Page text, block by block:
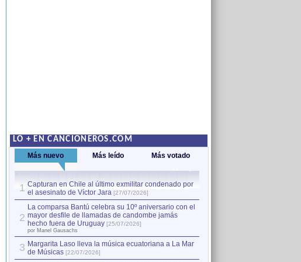
LO + EN CANCIONEROS.COM
Más nuevo Más leído Más votado
1 Capturan en Chile al último exmilitar condenado por
el asesinato de Víctor Jara [27/07/2026]
2
La comparsa Bantú celebra su 10º aniversario con el
mayor desfile de llamadas de candombe jamás
hecho fuera de Uruguay [25/07/2026]
por Manel Gausachs
3 Margarita Laso lleva la música ecuatoriana a La Mar
de Músicas [22/07/2026]